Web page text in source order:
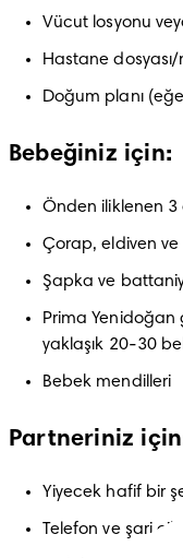
Vücut losyonu
Hastane dosyası/
Doğum planı
Bebeğiniz için:
Önden iliklenen
Çorap, eldiven ve
Şapka ve
Prima Yenidoğan
yaklaşık 20-30
Bebek mendilleri
Partneriniz
Yiyecek hafif bir
Telefon ve şarj